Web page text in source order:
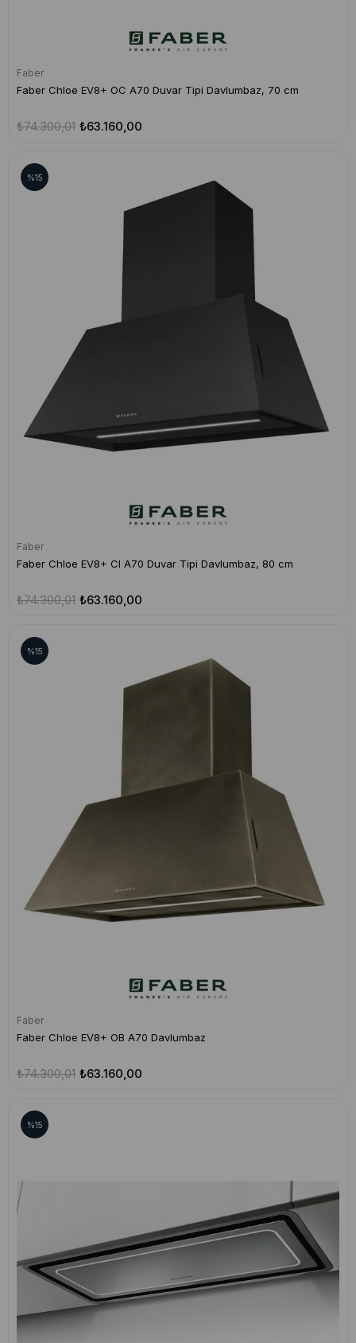
Faber
Faber Chloe EV8+ OC A70 Duvar Tipi Davlumbaz, 70 cm
₺63.160,00
₺74.300,01
Faber
Faber Chloe EV8+ CI A70 Duvar Tipi Davlumbaz, 80 cm
₺63.160,00
₺74.300,01
%15
Faber
Faber Chloe EV8+ OB A70 Davlumbaz
₺63.160,00
₺74.300,01
%15
%15